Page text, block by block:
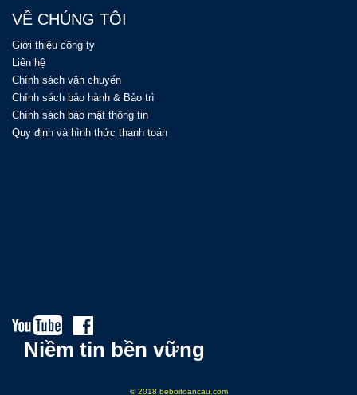
VỀ CHÚNG TÔI
Giới thiệu công ty
Liên hệ
Chính sách vận chuyển
Chính sách bảo hành & Bảo trì
Chính sách bảo mật thông tin
Quy định và hình thức thanh toán
Niềm tin bền vững
© 2018 beboitoancau.com